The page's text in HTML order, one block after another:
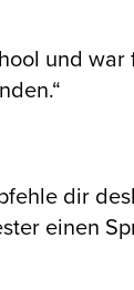
und war
dir
einen